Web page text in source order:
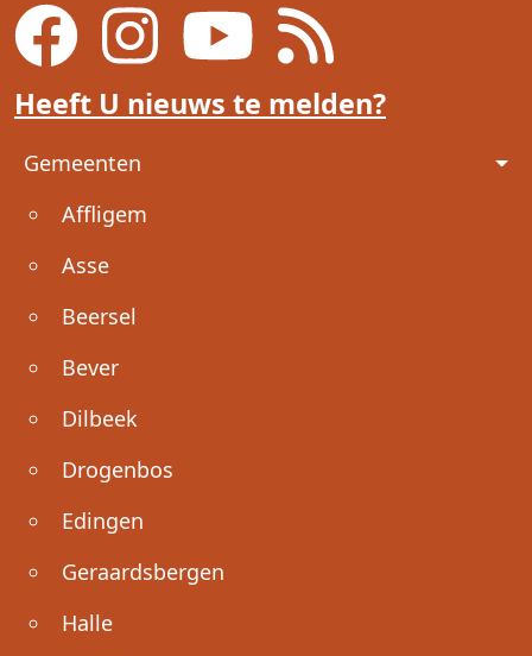
Heeft U nieuws te melden?
Voet
Gemeenten
Affligem
Asse
Beersel
Bever
Dilbeek
Drogenbos
Edingen
Geraardsbergen
Halle